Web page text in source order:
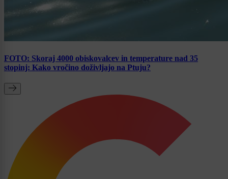
FOTO: Skoraj 4000 obiskovalcev in temperature nad 35
stopinj: Kako vročino doživljajo na Ptuju?